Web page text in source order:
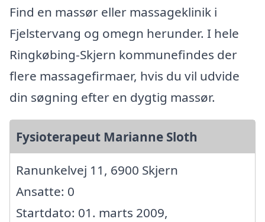
Find en massør eller massageklinik i
Fjelstervang og omegn herunder. I hele
Ringkøbing-Skjern kommunefindes der
flere massagefirmaer, hvis du vil udvide
din søgning efter en dygtig massør.
Fysioterapeut Marianne Sloth
Ranunkelvej 11, 6900 Skjern
Ansatte: 0
Startdato: 01. marts 2009,